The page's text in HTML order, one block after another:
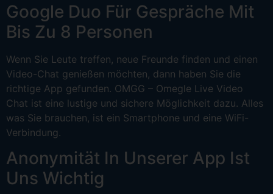
Google Duo Für Gespräche Mit
Bis Zu 8 Personen
Wenn Sie Leute treffen, neue Freunde finden und einen
Video-Chat genießen möchten, dann haben Sie die
richtige App gefunden. OMGG – Omegle Live Video
Chat ist eine lustige und sichere Möglichkeit dazu. Alles
was Sie brauchen, ist ein Smartphone und eine WiFi-
Verbindung.
Anonymität In Unserer App Ist
Uns Wichtig